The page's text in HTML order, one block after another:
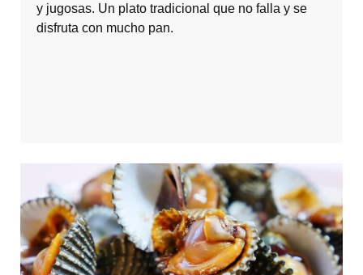
y jugosas. Un plato tradicional que no falla y se
disfruta con mucho pan.